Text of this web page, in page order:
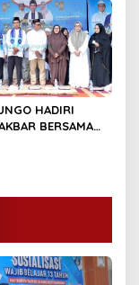
HADIRI
BERSAMA